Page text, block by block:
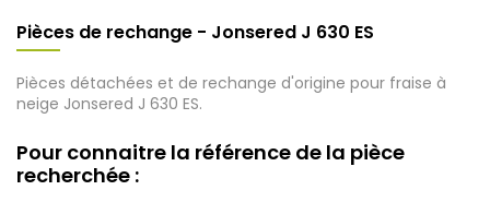
Pièces de rechange - Jonsered J 630 ES
Pièces détachées et de rechange d'origine pour fraise à
neige Jonsered J 630 ES.
Pour connaitre la référence de la pièce
recherchée :